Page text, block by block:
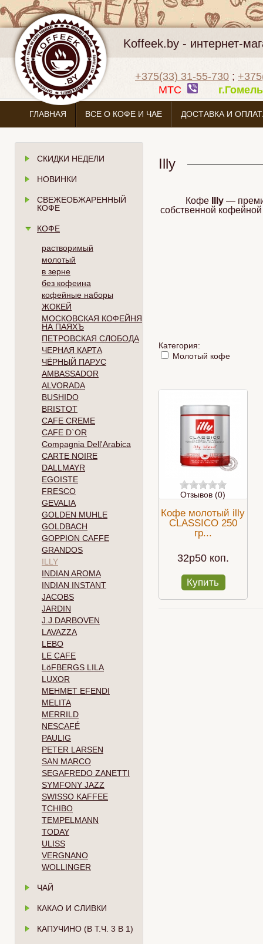
Koffeek.by - интернет-
+375(33) 31-55-730 ;
МТС
ГЛАВНАЯ ВСЕ О КОФЕ И ЧАЕ ДОСТАВКА И
СКИДКИ НЕДЕЛИ
НОВИНКИ
СВЕЖЕОБЖАРЕННЫЙ
КОФЕ
КОФЕ
растворимый
молотый
в зерне
без кофеина
кофейные наборы
ЖОКЕЙ
МОСКОВСКАЯ КОФЕЙНЯ
НА ПАЯХЪ
ПЕТРОВСКАЯ СЛОБОДА
ЧЕРНАЯ КАРТА
ЧЁРНЫЙ ПАРУС
AMBASSADOR
ALVORADA
BUSHIDO
BRISTOT
CAFE CREME
CAFE D`OR
Compagnia Dell'Arabica
CARTE NOIRE
DALLMAYR
EGOISTE
FRESCO
GEVALIA
GOLDEN MUHLE
GOLDBACH
GOPPION CAFFE
GRANDOS
ILLY
INDIAN AROMA
INDIAN INSTANT
JACOBS
JARDIN
J.J.DARBOVEN
LAVAZZA
LEBO
LE CAFE
LöFBERGS LILA
LUXOR
MEHMET EFENDI
MELITA
MERRILD
NESCAFÉ
PAULIG
PETER LARSEN
SAN MARCO
SEGAFREDO ZANETTI
SYMFONY JAZZ
SWISSO KAFFEE
TCHIBO
TEMPELMANN
TODAY
ULISS
VERGNANO
WOLLINGER
ЧАЙ
КАКАО И СЛИВКИ
КАПУЧИНО (В Т.Ч. 3 В 1)
Illy
Кофе Illy —
собственной
Категория:
Молотый кофе
Отзывов (0)
Кофе молотый illy
CLASSICO 250
гр...
32p50 коп.
Купить